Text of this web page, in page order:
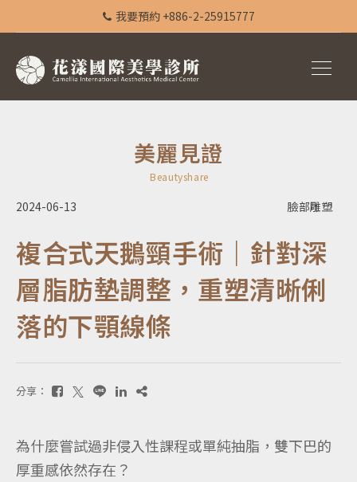
我要預約 +886-2-25915777
美麗見證
Beautyshare
2024-06-13 臉部雕塑
複合式天鵝頸手術｜針對深
層脂肪墊調整，重塑清晰俐
落的下顎線條
分享：
為什麼嘗試過非侵入性課程或單純抽脂，雙下巴的
厚重感依然存在？